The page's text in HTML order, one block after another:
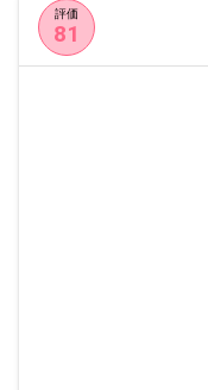
評価
81